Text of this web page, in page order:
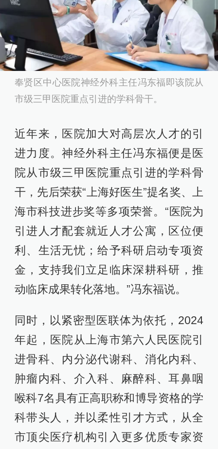
奉贤区中心医院神经外科主任冯东福即该院从
市级三甲医院重点引进的学科骨干。
近年来，医院加大对高层次人才的引
进力度。神经外科主任冯东福便是医
院从市级三甲医院重点引进的学科骨
干，先后荣获“上海好医生”提名奖、上
海市科技进步奖等多项荣誉。“医院为
引进人才配套就近人才公寓，区位便
利、生活无忧；给予科研启动专项资
金，支持我们立足临床深耕科研，推
动临床成果转化落地。”冯东福说。
同时，以紧密型医联体为依托，2024
年起，医院从上海市第六人民医院引
进骨科、内分泌代谢科、消化内科、
肿瘤内科、介入科、麻醉科、耳鼻咽
喉科7名具有正高职称和博导资格的学
科带头人，并以柔性引才方式，从全
市顶尖医疗机构引入更多优质专家资